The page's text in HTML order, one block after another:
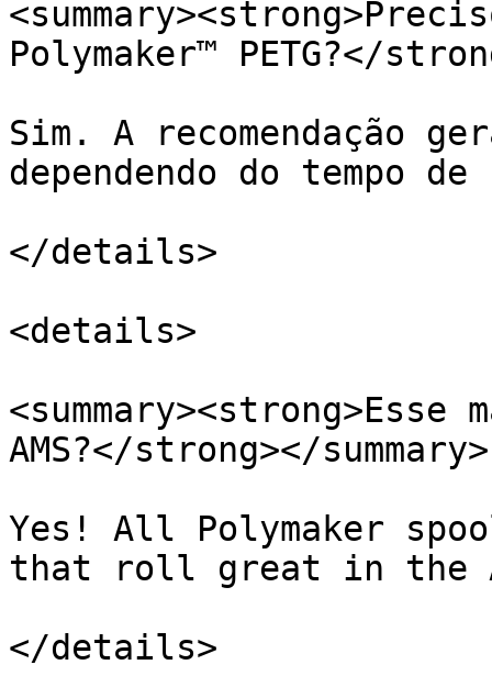
Polymaker™ PETG?</
Sim. A recomendação
dependendo do tempo de
</details>
<details>
AMS?</strong></summary>
Yes! All Polymaker
that roll great in the
</details>